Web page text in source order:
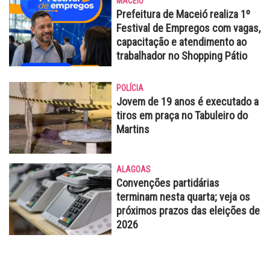
Prefeitura de Maceió realiza 1º
Festival de Empregos com vagas,
capacitação e atendimento ao
trabalhador no Shopping Pátio
POLÍCIA
Jovem de 19 anos é executado a
tiros em praça no Tabuleiro do
Martins
ALAGOAS
Convenções partidárias
terminam nesta quarta; veja os
próximos prazos das eleições de
2026